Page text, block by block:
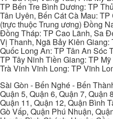
TP Bến Tre Bình Dương: TP
Tân Uyên, Bến Cát Cà Mau:
(trực thuộc Trung ương) Đồng
Đồng Tháp: TP Cao Lãnh, Sa
Vị Thanh, Ngã Bảy Kiên
Quốc Long An: TP Tân An Sóc
TP Tây Ninh Tiền Giang: TP
Trà Vinh Vĩnh Long: TP Vĩnh
Sài Gòn - Bến Nghé - Bến
Quận 5, Quận 6, Quận 7, Quận
Quận 11, Quận 12, Quận Bình
Gò Vấp, Quận Phú Nhuận,